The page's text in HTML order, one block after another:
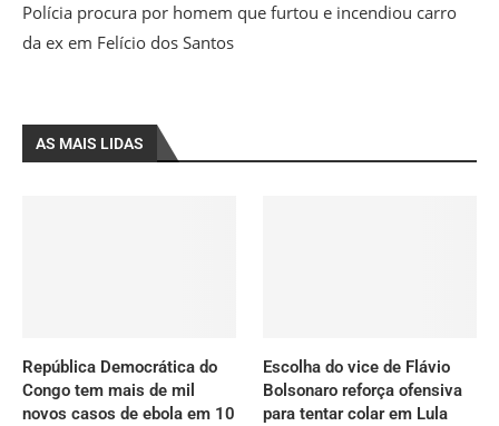
Polícia procura por homem que furtou e incendiou carro
da ex em Felício dos Santos
AS MAIS LIDAS
República Democrática do
Congo tem mais de mil
novos casos de ebola em 10
Escolha do vice de Flávio
Bolsonaro reforça ofensiva
para tentar colar em Lula